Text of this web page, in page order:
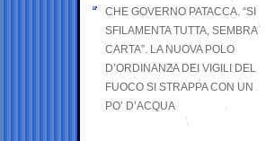
CHE GOVERNO PATACCA. “SI
SFILAMENTA TUTTA, SEMBRA
CARTA”. LA NUOVA POLO
D’ORDINANZA DEI VIGILI DEL
FUOCO SI STRAPPA CON UN
PO’ D’ACQUA